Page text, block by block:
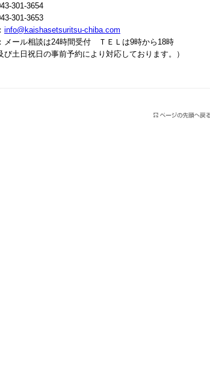
301-3654
301-3653
info@kaishasetsuritsu-chiba.com
メール相談は24時間受付 ＴＥＬは9時から18時
び土日祝日の事前予約により対応しております。）